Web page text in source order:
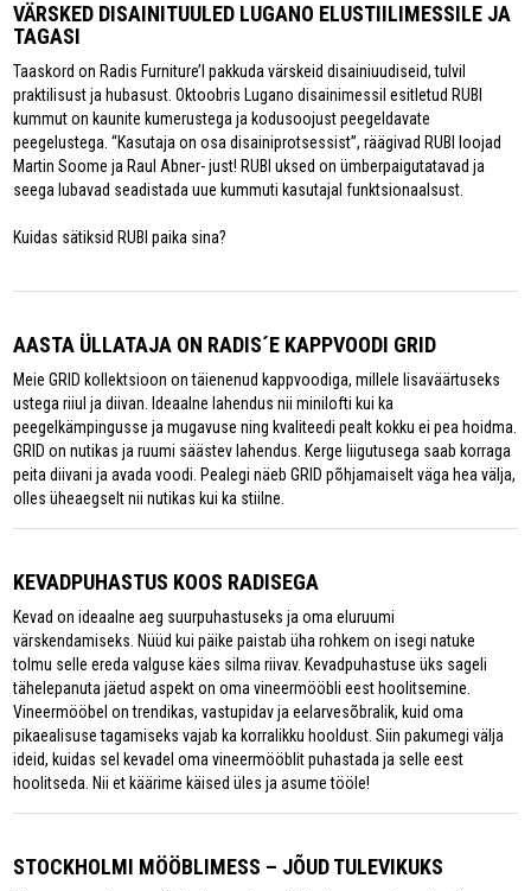
VÄRSKED DISAINITUULED LUGANO ELUSTIILIMESSILE JA
TAGASI
Taaskord on Radis Furniture’l pakkuda värskeid disainiuudiseid, tulvil
praktilisust ja hubasust. Oktoobris Lugano disainimessil esitletud RUBI
kummut on kaunite kumerustega ja kodusoojust peegeldavate
peegelustega. “Kasutaja on osa disainiprotsessist”, räägivad RUBI loojad
Martin Soome ja Raul Abner- just! RUBI uksed on ümberpaigutatavad ja
seega lubavad seadistada uue kummuti kasutajal funktsionaalsust.
Kuidas sätiksid RUBI paika sina?
AASTA ÜLLATAJA ON RADIS´E KAPPVOODI GRID
Meie GRID kollektsioon on täienenud kappvoodiga, millele lisaväärtuseks
ustega riiul ja diivan. Ideaalne lahendus nii minilofti kui ka
peegelkämpingusse ja mugavuse ning kvaliteedi pealt kokku ei pea hoidma.
GRID on nutikas ja ruumi säästev lahendus. Kerge liigutusega saab korraga
peita diivani ja avada voodi. Pealegi näeb GRID põhjamaiselt väga hea välja,
olles üheaegselt nii nutikas kui ka stiilne.
KEVADPUHASTUS KOOS RADISEGA
Kevad on ideaalne aeg suurpuhastuseks ja oma eluruumi
värskendamiseks. Nüüd kui päike paistab üha rohkem on isegi natuke
tolmu selle ereda valguse käes silma riivav. Kevadpuhastuse üks sageli
tähelepanuta jäetud aspekt on oma vineermööbli eest hoolitsemine.
Vineermööbel on trendikas, vastupidav ja eelarvesõbralik, kuid oma
pikaealisuse tagamiseks vajab ka korralikku hooldust. Siin pakumegi välja
ideid, kuidas sel kevadel oma vineermööblit puhastada ja selle eest
hoolitseda. Nii et käärime käised üles ja asume tööle!
STOCKHOLMI MÖÖBLIMESS – JÕUD TULEVIKUKS